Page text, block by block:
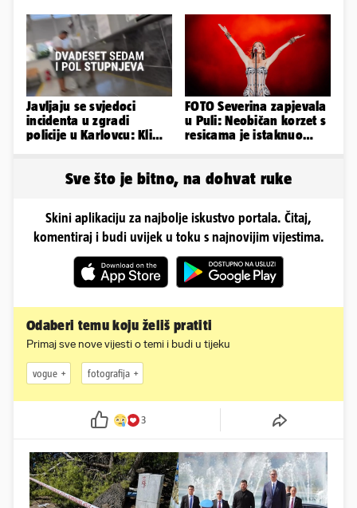
Javljaju se svjedoci
incidenta u zgradi
policije u Karlovcu: Klima
FOTO Severina zapjevala
u Puli: Neobičan korzet s
resicama je istaknuo
Sve što je bitno, na dohvat ruke
Skini aplikaciju za najbolje iskustvo portala. Čitaj,
komentiraj i budi uvijek u toku s najnovijim vijestima.
Odaberi temu koju želiš pratiti
Primaj sve nove vijesti o temi i budi u tijeku
vogue fotografija
3